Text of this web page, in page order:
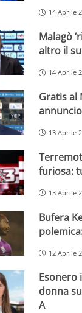
14 Aprile
Malagò
altro il
14 Aprile
Gratis al
13 Aprile
furiosa:
13 Aprile
Bufera
12 Aprile
Esonero
donna
A